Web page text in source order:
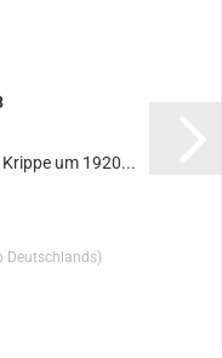
um 1920...
Deutschlands)